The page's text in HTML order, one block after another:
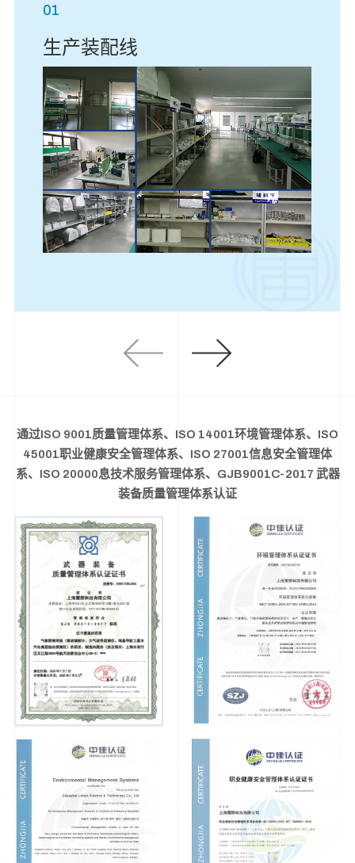
01
生产装配线
通过ISO 9001质量管理体系、ISO 14001环境管理体系、ISO
45001职业健康安全管理体系、ISO 27001信息安全管理体
系、ISO 20000息技术服务管理体系、GJB9001C-2017 武器
装备质量管理体系认证